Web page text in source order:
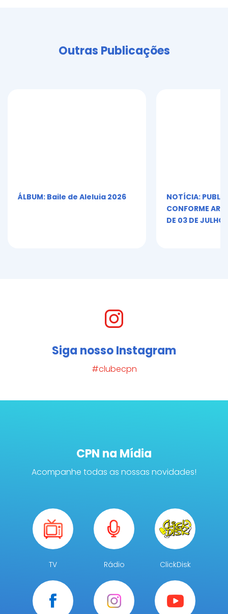
Outras Publicações
ÁLBUM: Baile de Aleluia 2026
NOTÍCIA:
CONFORME ART.
DE 03 DE JULHO
Siga nosso Instagram
#clubecpn
CPN na Mídia
Acompanhe todas as nossas novidades!
TV Rádio ClickDisk